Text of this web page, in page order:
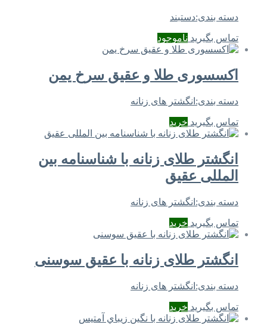
دسته بندی:دستبند
تماس بگیرید ناموجود
اکسسوری طلا و عقیق سرخ یمن
دسته بندی: انگشتر های زنانه
تماس بگیرید خرید
انگشتر طلای زنانه با شناسنامه بین
المللی عقیق
دسته بندی: انگشتر های زنانه
تماس بگیرید خرید
انگشتر طلای زنانه با عقیق سوسنی
دسته بندی: انگشتر های زنانه
تماس بگیرید خرید